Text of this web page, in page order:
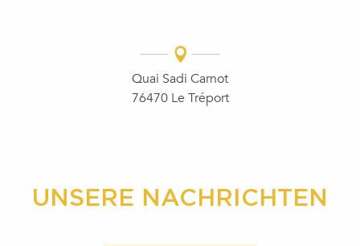
Quai Sadi Carnot
76470 Le Tréport
UNSERE NACHRICHTEN